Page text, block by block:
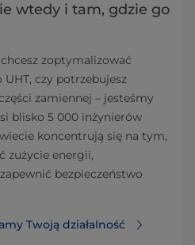
wtedy i tam, gdzie go
zoptymalizować
czy potrzebujesz
zamiennej – jesteśmy
blisko 5 000 inżynierów
koncentrują się na tym,
zużycie energii,
bezpieczeństwo
Twoją działalność